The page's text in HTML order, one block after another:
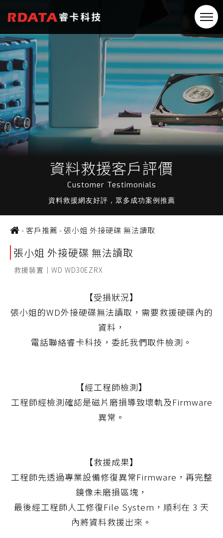
資料救援客戶評價
Customer Testimonials
資料救援網友好評，眾多成功案例推薦
-客戶推薦 - 張小姐 外接硬碟 無法讀取
張小姐 外接硬碟 無法讀取
救援裝置｜WD WD30EZRX
【受損狀況】
張小姐的WD外接硬碟無法讀取，需要救援硬碟內的
資料，
電話聯絡睿卡科技，委託我們取件檢測。
【經工程師檢測】
工程師經檢測確認是磁片磨損導致壞軌及Firmware
異常。
【救援成果】
工程師先透過專業設備修復異常Firmware，再完整
鏡像未磨損區塊，
最後經工程師人工修復File System，順利在 3 天
內將資料救援出來。